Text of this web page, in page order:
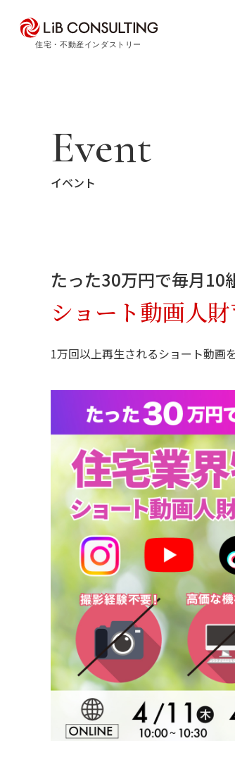
プロジェクト事例
Case Study
サービス
Service
トピックス
Topics
プロジェクト事例
トピックス
03-6281-9596
お問
Event
イベント
たった30万円で毎月10
ショート動画人
1万回以上再生されるショート動画